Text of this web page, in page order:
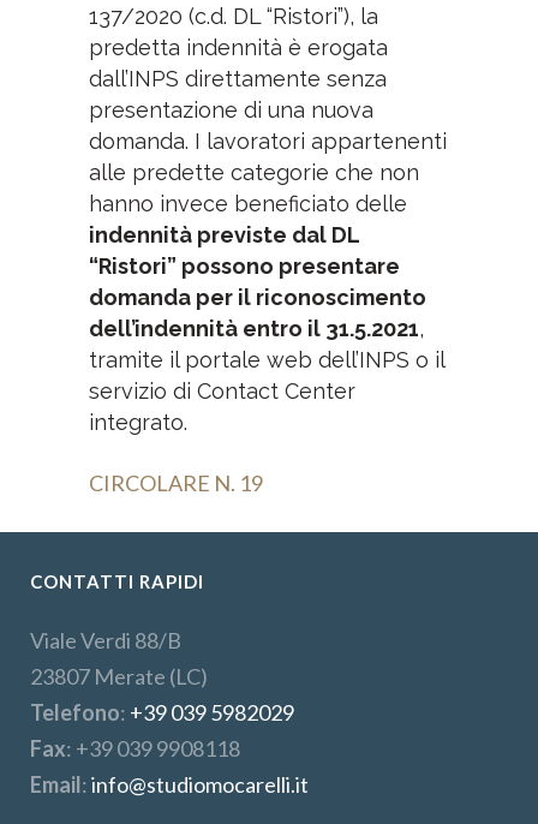
137/2020 (c.d. DL “Ristori”), la
predetta indennità è erogata
dall’INPS direttamente senza
presentazione di una nuova
domanda. I lavoratori appartenenti
alle predette categorie che non
hanno invece beneficiato delle
indennità previste dal DL
“Ristori” possono presentare
domanda per il riconoscimento
dell’indennità entro il 31.5.2021,
tramite il portale web dell’INPS o il
servizio di Contact Center
integrato.
CIRCOLARE N. 19
CONTATTI RAPIDI
Viale Verdi 88/B
23807 Merate (LC)
Telefono: +39 039 5982029
Fax: +39 039 9908118
Email:info@studiomocarelli.it